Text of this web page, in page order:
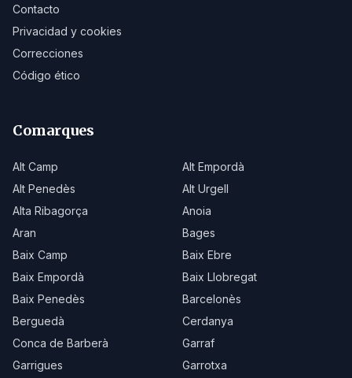
Contacto
Privacidad y cookies
Correcciones
Código ético
Comarques
Alt Camp
Alt Empordà
Alt Penedès
Alt Urgell
Alta Ribagorça
Anoia
Aran
Bages
Baix Camp
Baix Ebre
Baix Empordà
Baix Llobregat
Baix Penedès
Barcelonès
Berguedà
Cerdanya
Conca de Barberà
Garraf
Garrigues
Garrotxa